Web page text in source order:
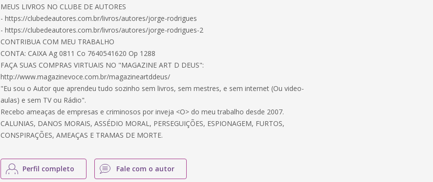
MEUS LIVROS NO CLUBE DE AUTORES
- https://clubedeautores.com.br/livros/autores/jorge-rodrigues
- https://clubedeautores.com.br/livros/autores/jorge-rodrigues-2
CONTRIBUA COM MEU TRABALHO
CONTA: CAIXA Ag 0811 Co 7640541620 Op 1288
FAÇA SUAS COMPRAS VIRTUAIS NO "MAGAZINE ART D DEUS":
http://www.magazinevoce.com.br/magazineartddeus/
"Eu sou o Autor que aprendeu tudo sozinho sem livros, sem mestres, e sem internet (Ou video-
aulas) e sem TV ou Rádio".
Recebo ameaças de empresas e criminosos por inveja <O> do meu trabalho desde 2007.
CALUNIAS, DANOS MORAIS, ASSÉDIO MORAL, PERSEGUIÇÕES, ESPIONAGEM, FURTOS,
CONSPIRAÇÕES, AMEAÇAS E TRAMAS DE MORTE.
Perfil completo Fale com o autor